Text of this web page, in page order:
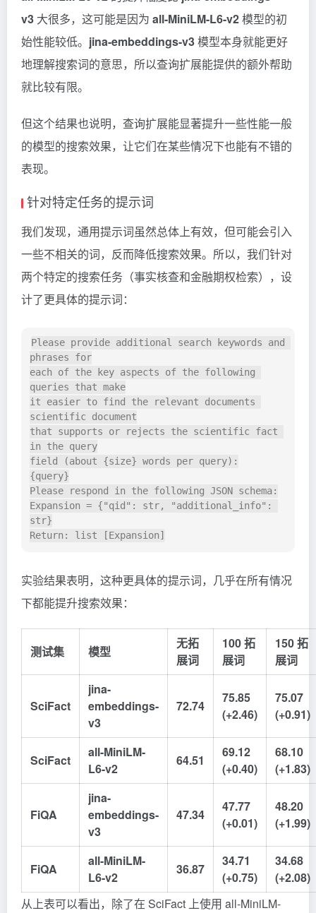
v3 大很多，这可能是因为 all-MiniLM-L6-v2模型的初
始性能较低。 jina-embeddings-v3模型本身就能更好
地理解搜索词的意思，所以查询扩展能提供的额外帮助
就比较有限。
但这个结果也说明，查询扩展能显著提升一些性能一般
的模型的搜索效果，让它们在某些情况下也能有不错的
表现。
针对特定任务的提示词
我们发现，通用提示词虽然总体上有效，但可能会引入
一些不相关的词，反而降低搜索效果。所以，我们针对
两个特定的搜索任务（事实核查和金融期权检索），设
计了更具体的提示词：
Please provide additional search keywords and
phrases for
each of the key aspects of the following
queries that make
it easier to find the relevant documents
scientific document
that supports or rejects the scientific fact
in the query
field (about {size} words per query):
{query}
Please respond in the following JSON schema:
Expansion = {"qid": str, "additional_info":
str}
实验结果表明，这种更具体的提示词，几乎在所有情况
下都能提升搜索效果：
测试集 模型
无拓
展词
100 拓
展词
150 拓
展词
SciFact
jina-
embeddings-
v3
72.74
75.85
(+2.46)
75.07
(+0.91)
SciFact
all-MiniLM-
L6-v2
64.51
69.12
(+0.40)
68.10
(+1.83)
FiQA
jina-
embeddings-
v3
47.34
47.77
(+0.01)
48.20
(+1.99)
FiQA
all-MiniLM-
L6-v2
36.87
34.71
(+0.75)
34.68
(+2.08)
从上表可以看出，除了在 SciFact 上使用 all-MiniLM-